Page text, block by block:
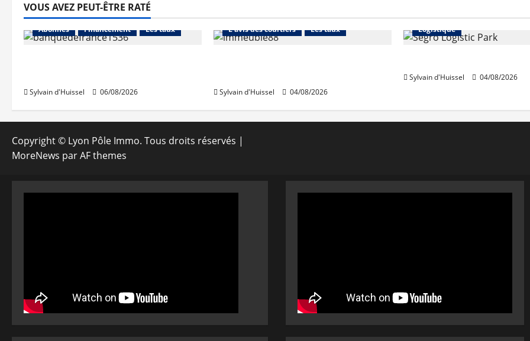
VOUS AVEZ PEUT-ÊTRE RATÉ
Abonnés Financement Les taux
Sylvain d'Huissel 06/08/2026
L'avis des courtiers
Les taux
Sylvain d'Huissel 04/08/2026
Logistique
Sylvain d'Huissel 04/08/2026
Copyright © Lyon Pôle Immo. Tous droits réservés |
MoreNews par AF themes